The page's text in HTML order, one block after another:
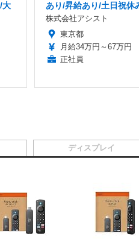
大
あり/昇給あり/土日祝休
株式会社アシスト
東京都
月給34万円～67万円
正社員
ディスプレイ